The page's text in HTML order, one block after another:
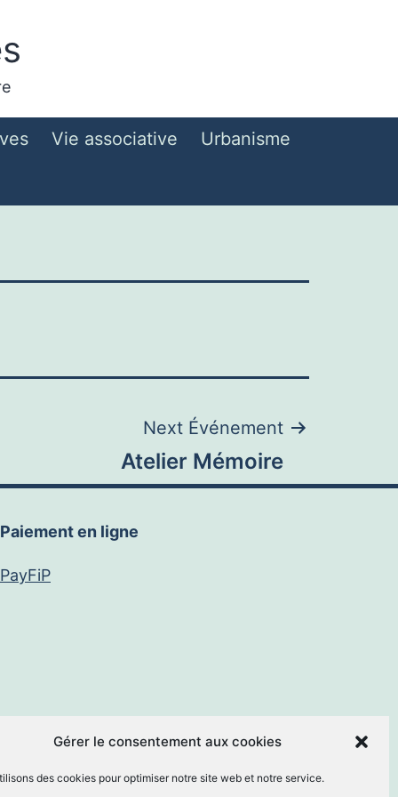
Gérer le consentement aux cookies
des cookies pour optimiser notre site web et notre service.
Vie associative Urbanisme
Next Événement
Atelier Mémoire
Paiement en ligne
PayFiP
mail